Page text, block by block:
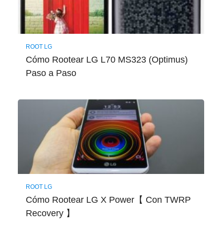
ROOT LG
Cómo Rootear LG L70 MS323 (Optimus)
Paso a Paso
ROOT LG
Cómo Rootear LG X Power【 Con TWRP
Recovery 】